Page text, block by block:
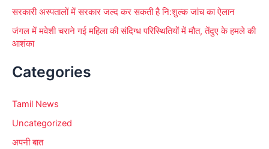
सरकारी अस्पतालों में सरकार जल्द कर सकती है नि:शुल्क जांच का ऐलान
जंगल में मवेशी चराने गई महिला की संदिग्ध परिस्थितियों में मौत, तेंदुए के हमले की
आशंका
Categories
Tamil News
Uncategorized
अपनी बात